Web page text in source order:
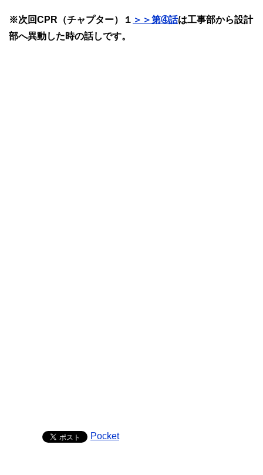
※次回CPR（チャプター）１ ＞＞第➃話は工事部から設計
部へ異動した時の話しです。
Pocket